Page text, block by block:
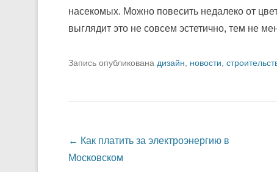
насекомых. Можно повесить недалеко от
выглядит это не совсем эстетично, тем не
Запись опубликована дизайн новости
Навигация по записям
← Как платить за электроэнергию в
Московском